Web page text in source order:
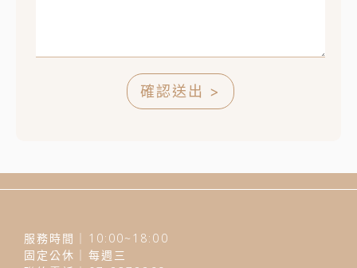
確認送出 >
服務時間｜10:00~18:00
固定公休｜每週三